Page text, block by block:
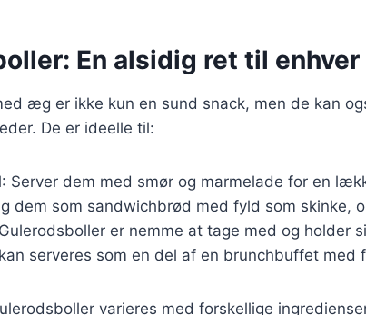
En alsidig ret til
æg er ikke kun en sund snack, men de kan
De er ideelle til:
: Server dem med smør og marmelade for en
dem som sandwichbrød med fyld som skinke,
er nemme at tage med og holder
serveres som en del af en brunchbuffet med
varieres med forskellige